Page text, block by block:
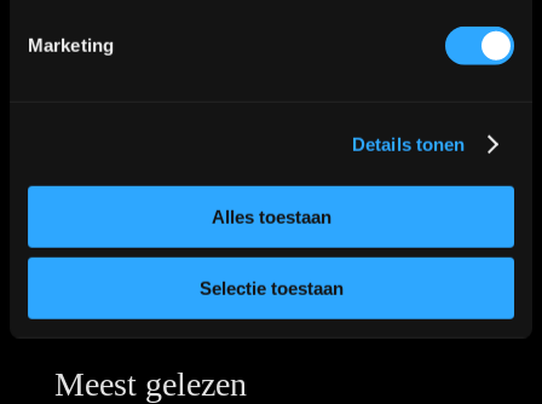
Marketing
Details tonen
Alles toestaan
Selectie toestaan
Meest gelezen